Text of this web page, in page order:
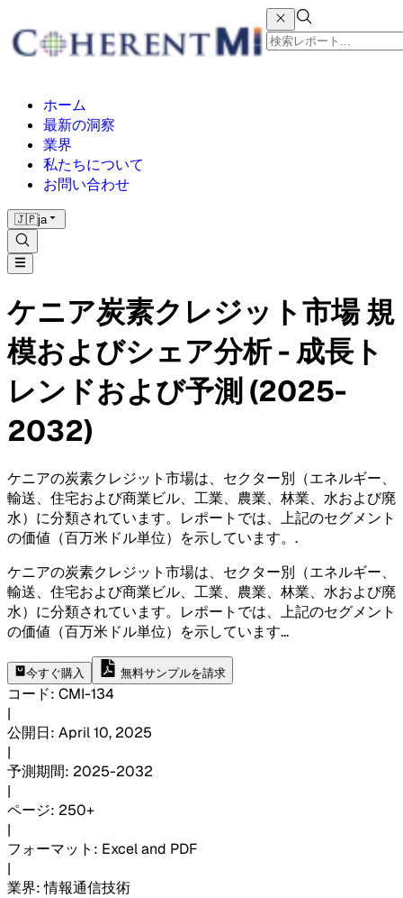
ホーム
最新の洞察
業界
私たちについて
お問い合わせ
🇯🇵ja
ケニア炭素クレジット市場 規
模およびシェア分析 - 成長ト
レンドおよび予測 (2025-
2032)
ケニアの炭素クレジット市場は、セクター別（エネルギー、
輸送、住宅および商業ビル、工業、農業、林業、水および廃
水）に分類されています。レポートでは、上記のセグメント
の価値（百万米ドル単位）を示しています。 .
ケニアの炭素クレジット市場は、セクター別（エネルギー、
輸送、住宅および商業ビル、工業、農業、林業、水および廃
水）に分類されています。レポートでは、上記のセグメント
の価値（百万米ドル単位）を示しています...
今すぐ購入 無料サンプルを請求
コード: CMI-134
|
公開日: April 10, 2025
|
予測期間: 2025-2032
|
ページ: 250+
|
フォーマット : Excel and PDF
|
業界: 情報通信技術